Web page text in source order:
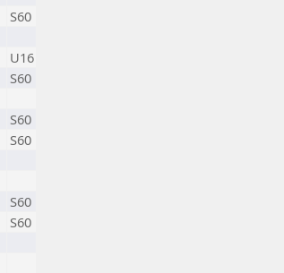
S60
U16
S60
S60
S60
S60
S60